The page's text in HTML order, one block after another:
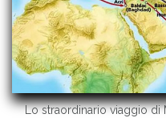
Lo straordinario viaggio di